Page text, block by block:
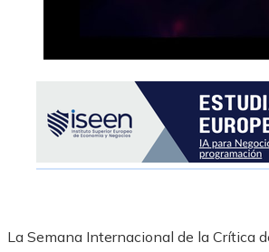
La Semana Internacional de la Crítica